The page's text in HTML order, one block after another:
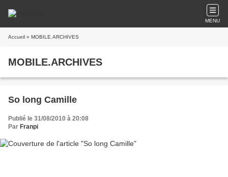
MENU
Accueil » MOBILE.ARCHIVES
MOBILE.ARCHIVES
So long Camille
Publié le 31/08/2010 à 20:08
Par Franpi